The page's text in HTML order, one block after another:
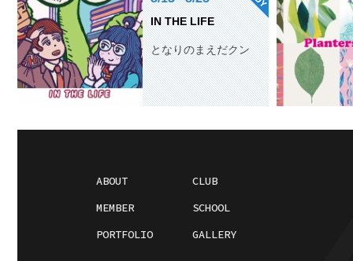
IN THE LIFE
となりのまえだクン
ABOUT
MEMBER
PORTFOLIO
CLUB
SCHOOL
GALLERY